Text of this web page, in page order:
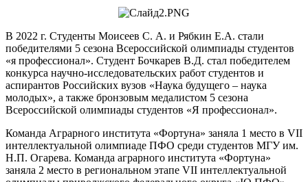
В 2022 г. Студенты Моисеев С. А. и Рябкин Е.А. стали
победителями 5 сезона Всероссийской олимпиады студентов
«я профессионал». Студент Бочкарев В.Д. стал победителем
конкурса научно-исследовательских работ студентов и
аспирантов Российских вузов «Наука будущего – наука
молодых», а также бронзовым медалистом 5 сезона
Всероссийской олимпиады студентов «Я профессионал».
Команда Аграрного института «Фортуна» заняла 1 место в VII
интеллектуальной олимпиаде ПФО среди студентов МГУ им.
Н.П. Огарева. Команда аграрного института «Фортуна»
заняла 2 место в региональном этапе VII интеллектуальной